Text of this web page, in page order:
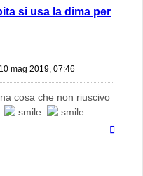
si usa la dima per
10 mag 2019, 07:46
cosa che non riuscivo